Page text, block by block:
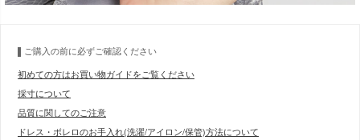
ご購入の前に必ずご確認ください
初めての方はお買い物ガイドをご覧ください
採寸について
品質に関してのご注意
ドレス・ボレロのお手入れ(洗濯/アイロン/保管)方法について